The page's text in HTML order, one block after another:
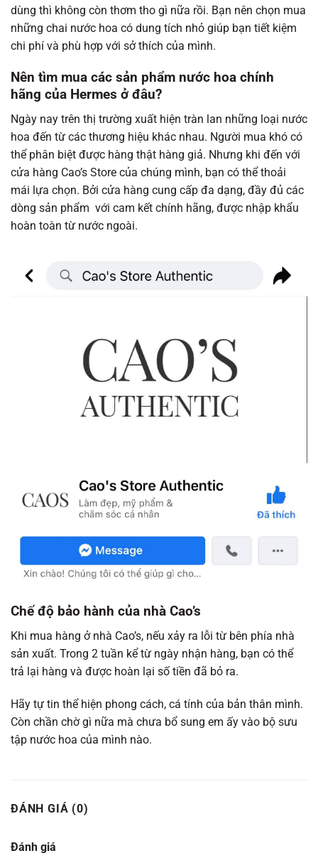
dùng thì không còn thơm tho gì nữa rồi. Bạn nên chọn mua
những chai nước hoa có dung tích nhỏ giúp bạn tiết kiệm
chi phí và phù hợp với sở thích của mình.
Nên tìm mua các sản phẩm nước hoa chính
hãng của Hermes ở đâu?
Ngày nay trên thị trường xuất hiện tràn lan những loại nước
hoa đến từ các thương hiệu khác nhau. Người mua khó có
thể phân biệt được hàng thật hàng giả. Nhưng khi đến với
cửa hàng Cao’s Store của chúng mình, bạn có thể thoải
mái lựa chọn. Bởi cửa hàng cung cấp đa dạng, đầy đủ các
dòng sản phẩm với cam kết chính hãng, được nhập khẩu
hoàn toàn từ nước ngoài.
Chế độ bảo hành của nhà Cao’s
Khi mua hàng ở nhà Cao’s, nếu xảy ra lỗi từ bên phía nhà
sản xuất. Trong 2 tuần kể từ ngày nhận hàng, bạn có thể
trả lại hàng và được hoàn lại số tiền đã bỏ ra.
Hãy tự tin thể hiện phong cách, cá tính của bản thân mình.
Còn chần chờ gì nữa mà chưa bổ sung em ấy vào bộ sưu
tập nước hoa của mình nào.
ĐÁNH GIÁ (0)
Đánh giá